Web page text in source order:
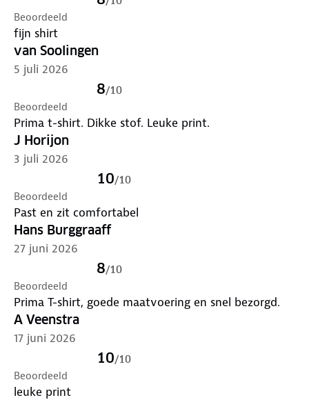
Beoordeeld
fijn shirt
van Soolingen
5 juli 2026
8/10
Beoordeeld
Prima t-shirt. Dikke stof. Leuke print.
J Horijon
3 juli 2026
10/10
Beoordeeld
Past en zit comfortabel
Hans Burggraaff
27 juni 2026
8/10
Beoordeeld
Prima T-shirt, goede maatvoering en snel bezorgd.
A Veenstra
17 juni 2026
10/10
Beoordeeld
leuke print